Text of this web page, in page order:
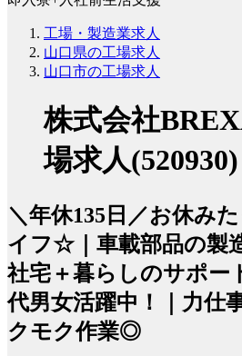
工場・製造業求人
山口県の工場求人
山口市の工場求人
株式会社
場求人(520930)
＼年休135日／お休み
イフ☆｜車載部品の製
社宅＋暮らしのサポー
代男女活躍中！｜力仕
クモク作業◎